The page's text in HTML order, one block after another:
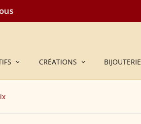
CRÉATIONS BIJOUTERIE